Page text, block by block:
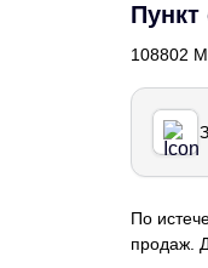
108802
По
продаж.